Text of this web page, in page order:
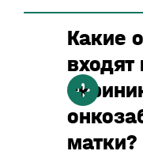
Какие
матки?